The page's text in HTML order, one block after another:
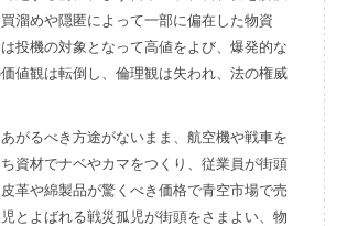
溜めや隠匿によって一部に偏在した物資
投機の対象となって高値をよび、爆発的な
値観は転倒し、倫理観は失われ、法の権威
がるべき方途がないまま、航空機や戦車を
資材でナベやカマをつくり、従業員が街頭
革や綿製品が驚くべき価格で青空市場で売
とよばれる戦災孤児が街頭をさまよい、物